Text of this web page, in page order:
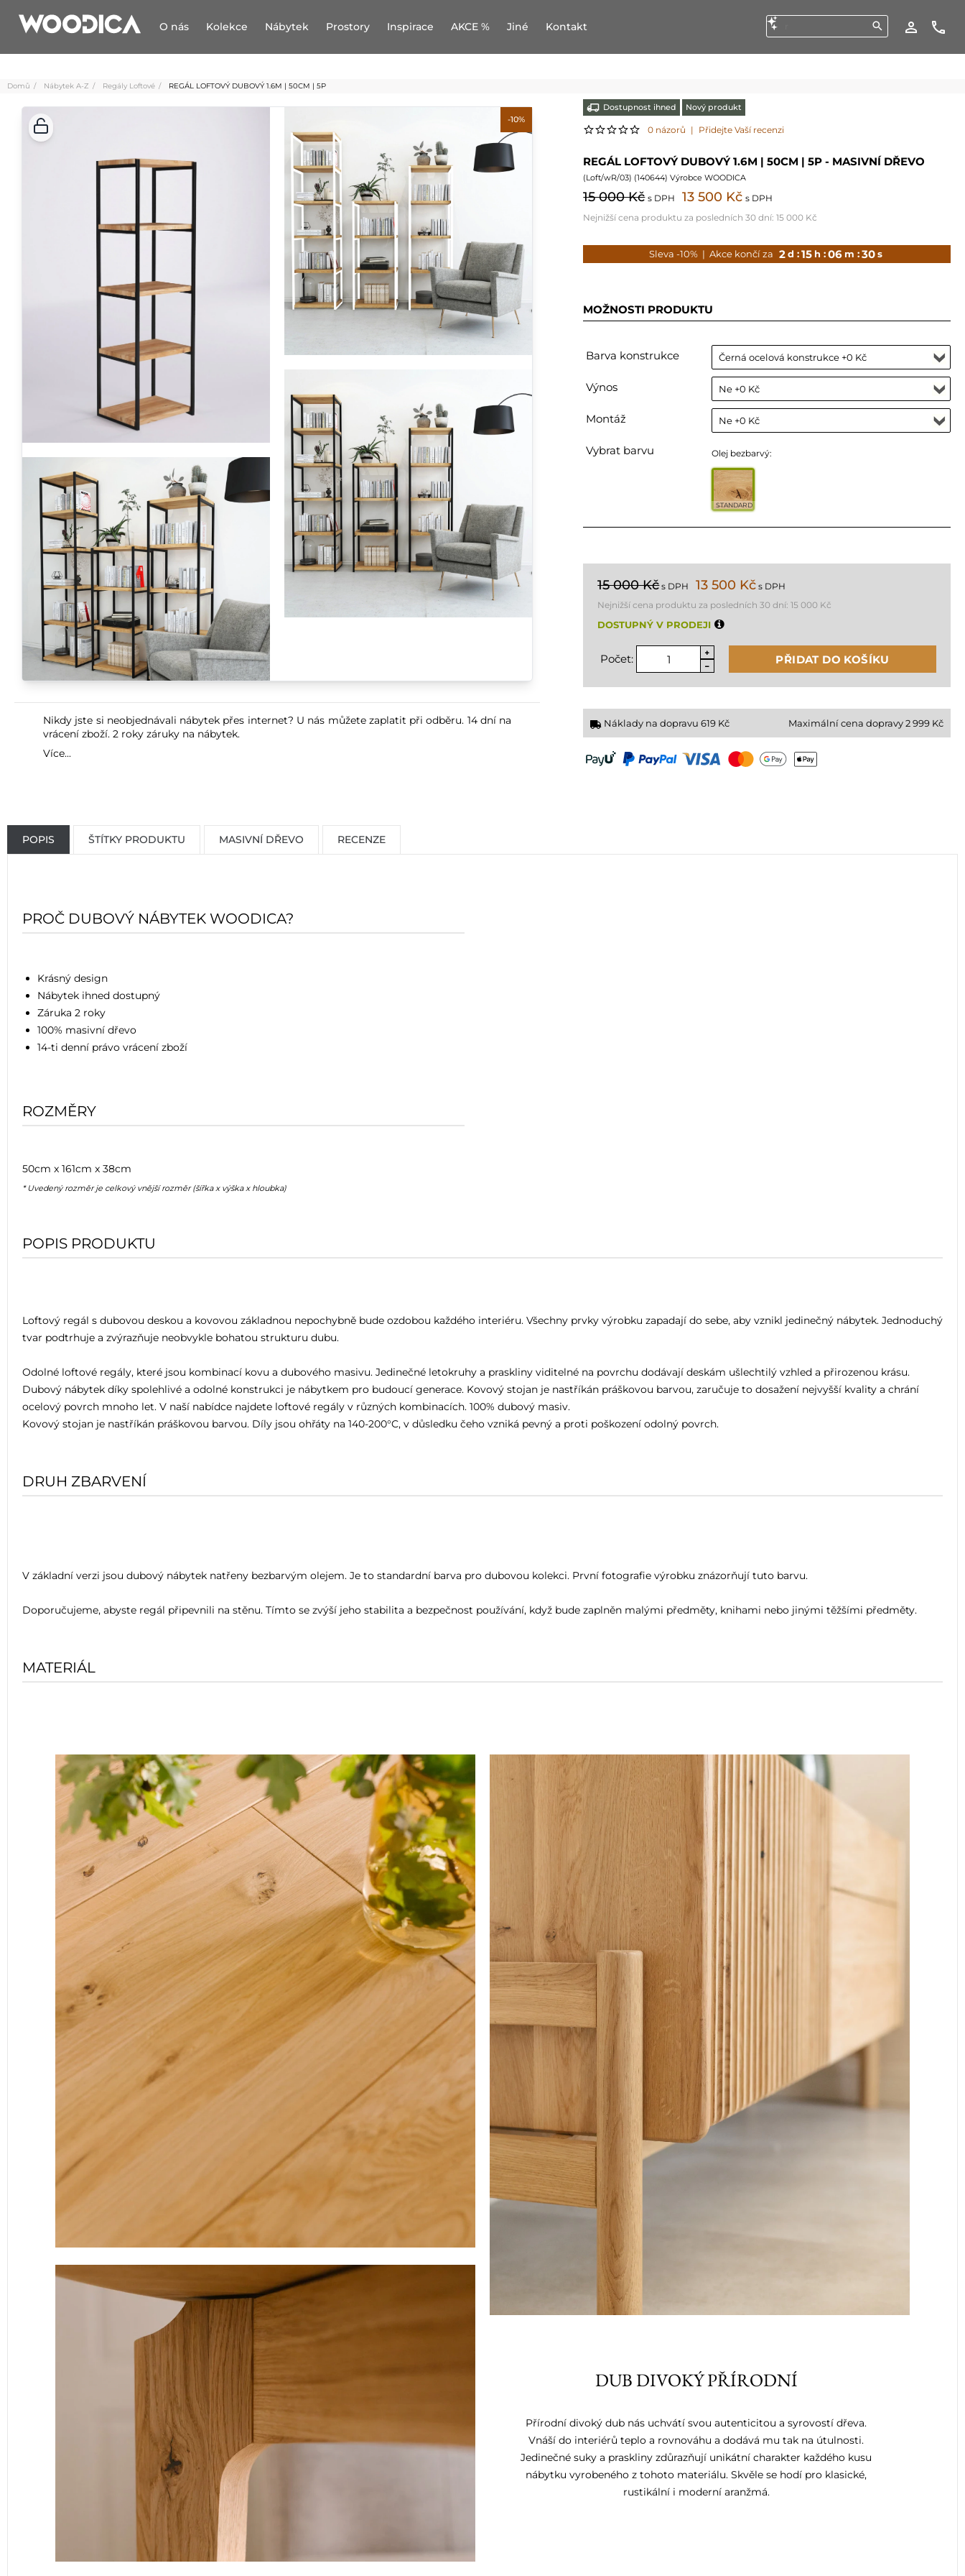
O nás Kolekce Nábytek Prostory Inspirace AKCE % Jiné Kontakt
Domů Nábytek A-Z Regály Loftové REGÁL LOFTOVÝ DUBOVÝ 1.6M | 50CM | 5P
-10%
Nikdy jste si neobjednávali nábytek přes internet? U nás můžete zaplatit při odběru. 14 dní na
vrácení zboží. 2 roky záruky na nábytek.
Více...
Dostupnost ihned Nový produkt
0 názorů | Přidejte Vaší recenzi
REGÁL LOFTOVÝ DUBOVÝ 1.6M | 50CM | 5P - MASIVNÍ DŘEVO
(Loft/wR/03) (140644) Výrobce WOODICA
15 000 Kč s DPH 13 500 Kč s DPH
Nejnižší cena produktu za posledních 30 dní:15 000 Kč
Sleva -10% | Akce končí za 2d :15 h :06 m :28s
MOŽNOSTI PRODUKTU
Barva konstrukce
Výnos
Montáž
Vybrat barvu Olej bezbarvý:
STANDARD
15 000 Kč s DPH 13 500 Kč s DPH
Nejnižší cena produktu za posledních 30 dní:15 000 Kč
DOSTUPNÝ V PRODEJI
Počet: PŘIDAT DO KOŠÍKU
Náklady na dopravu619 Kč Maximální cena dopravy 2 999 Kč
POPIS ŠTÍTKY PRODUKTU MASIVNÍ DŘEVO RECENZE
PROČ DUBOVÝ NÁBYTEK WOODICA?
Krásný design
Nábytek ihned dostupný
Záruka 2 roky
100% masivní dřevo
14-ti denní právo vrácení zboží
ROZMĚRY
50cm x 161cm x 38cm
* Uvedený rozměr je celkový vnější rozměr (šířka x výška x hloubka)
POPIS PRODUKTU
Loftový regál s dubovou deskou a kovovou základnou nepochybně bude ozdobou každého interiéru. Všechny prvky výrobku zapadají do sebe, aby vznikl jedinečný nábytek. Jednoduchý
tvar podtrhuje a zvýrazňuje neobvykle bohatou strukturu dubu.
Odolné loftové regály, které jsou kombinací kovu a dubového masivu. Jedinečné letokruhy a praskliny viditelné na povrchu dodávají deskám ušlechtilý vzhled a přirozenou krásu.
Dubový nábytek díky spolehlivé a odolné konstrukci je nábytkem pro budoucí generace. Kovový stojan je nastříkán práškovou barvou, zaručuje to dosažení nejvyšší kvality a chrání
ocelový povrch mnoho let. V naší nabídce najdete loftové regály v různých kombinacích. 100% dubový masiv.
Kovový stojan je nastříkán práškovou barvou. Díly jsou ohřáty na 140-200°C, v důsledku čeho vzniká pevný a proti poškození odolný povrch.
DRUH ZBARVENÍ
V základní verzi jsou dubový nábytek natřeny bezbarvým olejem. Je to standardní barva pro dubovou kolekci. První fotografie výrobku znázorňují tuto barvu.
Doporučujeme, abyste regál připevnili na stěnu. Tímto se zvýší jeho stabilita a bezpečnost používání, když bude zaplněn malými předměty, knihami nebo jinými těžšími předměty.
MATERIÁL
DUB DIVOKÝ PŘÍRODNÍ
Přírodní divoký dub nás uchvátí svou autenticitou a syrovostí dřeva.
Vnáší do interiérů teplo a rovnováhu a dodává mu tak na útulnosti.
Jedinečné suky a praskliny zdůrazňují unikátní charakter každého kusu
nábytku vyrobeného z tohoto materiálu. Skvěle se hodí pro klasické,
rustikální i moderní aranžmá.